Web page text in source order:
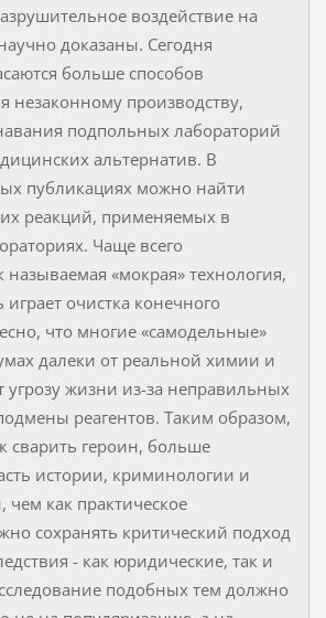
воздействие на
доказаны. Сегодня
больше способов
незаконному производству,
подпольных лабораторий
альтернатив. В
публикациях можно найти
реакций, применяемых в
Чаще всего
называемая «мокрая» технология,
очистка конечного
что многие «самодельные»
далеки от реальной химии и
угрозу жизни из-за неправильных
реагентов. Таким образом,
сварить героин, больше
истории, криминологии и
как практическое
сохранять критический подход
- как юридические, так и
подобных тем должно